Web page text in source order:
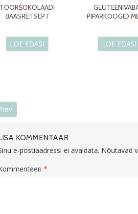
TOORŠOKOLAADI
BAASRETSEPT
LOE EDASI
PIPARKOOGID
LOE EDASI
KOMMENTAAR
e-postiaadressi ei avaldata. Nõutavad
*